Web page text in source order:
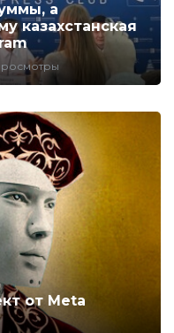
а
казахстанская
от Meta